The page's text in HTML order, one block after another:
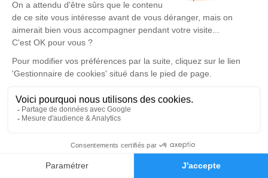
Faire-part Hommages
MANOUX.
Un service de plantation d’arbre hommage est
disponible ici.
Je rends hommage
Cérémonie civile
Je rends hommage